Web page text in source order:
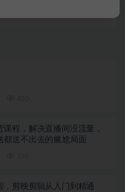
程，解决直播间没流量，
都送不出去的尴尬局面
，剪映剪辑从入门到精通